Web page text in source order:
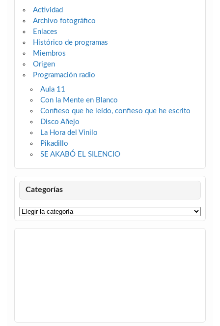
Actividad
Archivo fotográfico
Enlaces
Histórico de programas
Miembros
Origen
Programación radio
Aula 11
Con la Mente en Blanco
Confieso que he leído, confieso que he escrito
Disco Añejo
La Hora del Vinilo
Pikadillo
SE AKABÓ EL SILENCIO
Categorías
Categorías